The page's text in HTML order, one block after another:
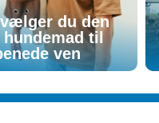
du den
hundemad til
ven